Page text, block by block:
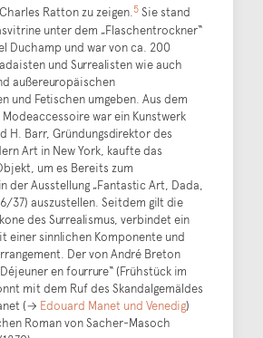
Ratton zu zeigen.5Sie stand
unter dem „Flaschentrockner“
Duchamp und war von ca. 200
und Surrealisten wie auch
außereuropäischen
und Fetischen umgeben. Aus dem
war ein Kunstwerk
H. Barr, Gründungsdirektor des
Art in New York, kaufte das
um es Bereits zum
der Ausstellung „Fantastic Art, Dada,
37) auszustellen. Seitdem gilt die
des Surrealismus, verbindet ein
einer sinnlichen Komponente und
Der von André Breton
en fourrure“ (Frühstück im
mit dem Ruf des Skandalgemäldes
(→ Edouard Manet und Venedig)
Roman von Sacher-Masoch